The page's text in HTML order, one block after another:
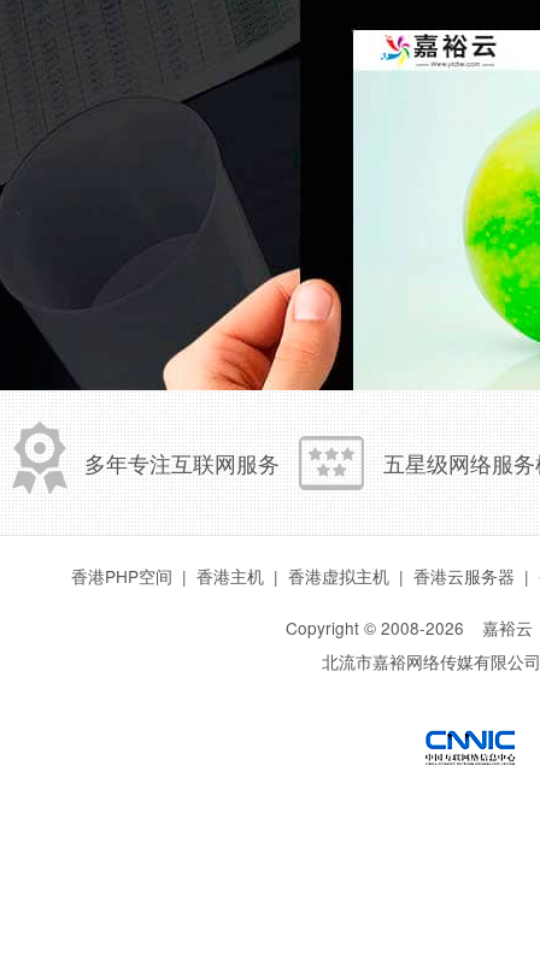
多年专注互联网服务 五星级网络服
香港PHP空间 | 香港主机 | 香港虚拟主机 | 香港云服务器 |
Copyright © 2008-2026 嘉裕云
北流市嘉裕网络传媒有限公司